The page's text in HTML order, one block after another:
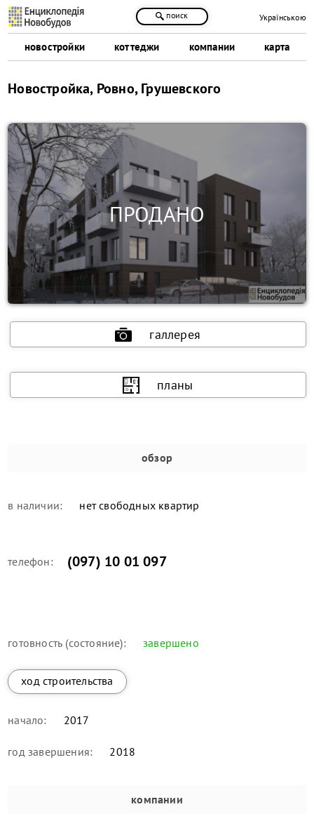
новостройки коттеджи компании карта
поиск Українською
Новостройка, Ровно, Грушевского
галлерея
планы
обзор
в наличии: нет свободных квартир
телефон: (097) 10 01 097
готовность (состояние): завершено
ход строительства
начало: 2017
год завершения: 2018
компании